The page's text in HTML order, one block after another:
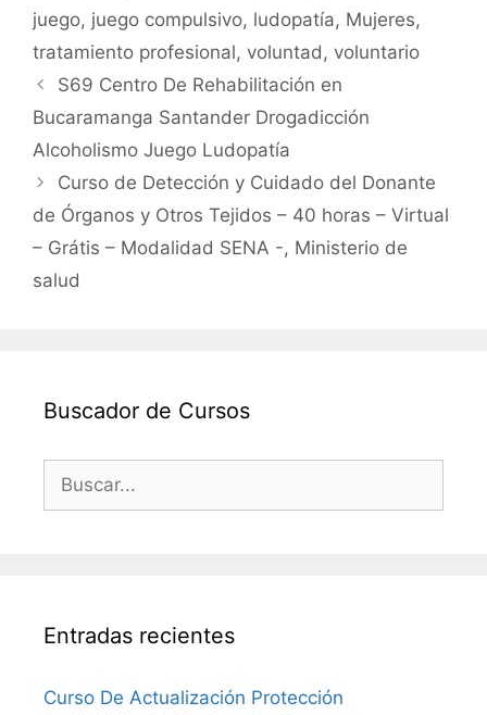
juego, juego compulsivo, ludopatía, Mujeres,
tratamiento profesional, voluntad, voluntario
S69 Centro De Rehabilitación en
Bucaramanga Santander Drogadicción
Alcoholismo Juego Ludopatía
Curso de Detección y Cuidado del Donante
de Órganos y Otros Tejidos – 40 horas – Virtual
– Grátis – Modalidad SENA -, Ministerio de
salud
Buscador de Cursos
Buscar:
Entradas recientes
Curso De Actualización Protección